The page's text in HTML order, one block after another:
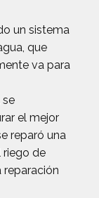
un sistema
que
va para
se
el mejor
reparó una
riego de
reparación